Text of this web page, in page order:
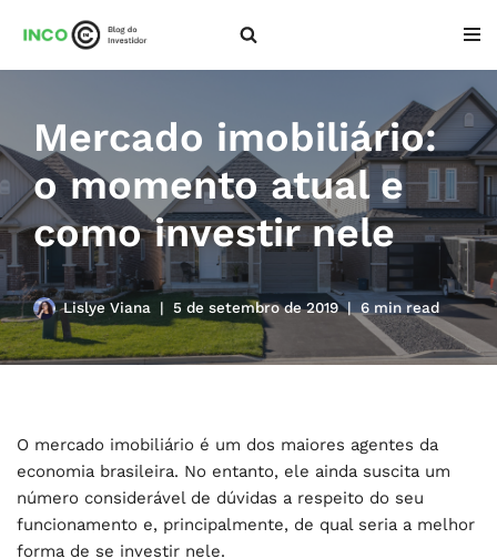
conteúdo
Mercado imobiliário:
o momento atual e
como investir nele
Lislye Viana 5 de setembro de 2019 6 min read
O mercado imobiliário é um dos maiores agentes da
economia brasileira. No entanto, ele ainda suscita um
número considerável de dúvidas a respeito do seu
funcionamento e, principalmente, de qual seria a melhor
forma de se investir nele.